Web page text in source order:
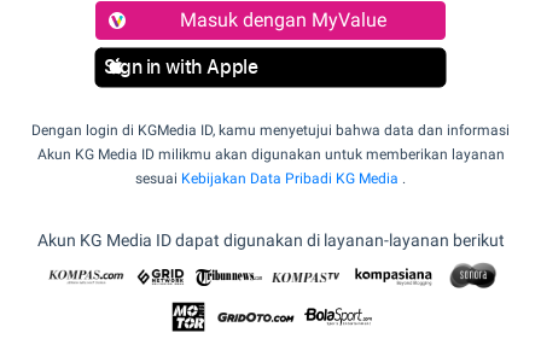
Masuk dengan MyValue
Sign in with Apple
Dengan login di KGMedia ID, kamu menyetujui bahwa data dan informasi
Akun KG Media ID milikmu akan digunakan untuk memberikan layanan
sesuai Kebijakan Data Pribadi KG Media .
Akun KG Media ID dapat digunakan di layanan-layanan berikut